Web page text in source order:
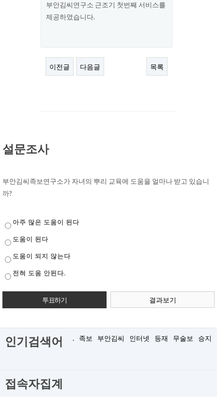
부안김씨연구소 근조기 첫번째 서비스를
제공하였습니다.
이전글 다음글 목록
설문조사
부안김씨족보연구소가 자녀의 뿌리 교육에 도움을 얼마나 받고 있습니
까?
아주 많은 도움이 된다
도움이 된다
도움이 되지 않는다
전혀 도움 안된다.
결과보기
인기검색어 . 족보 부안김씨 인터넷 등재 무술보 승지
접속자집계